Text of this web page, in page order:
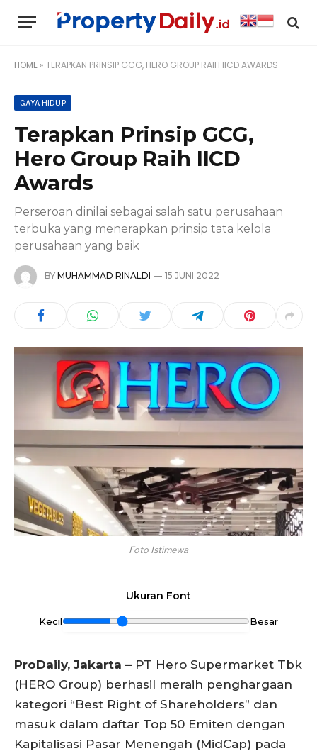
HOME » TERAPKAN PRINSIP GCG, HERO GROUP RAIH IICD AWARDS
GAYA HIDUP
Terapkan Prinsip GCG,
Hero Group Raih IICD
Awards
Perseroan dinilai sebagai salah satu perusahaan
terbuka yang menerapkan prinsip tata kelola
perusahaan yang baik
BY MUHAMMAD RINALDI 15 JUNI 2022
Foto Istimewa
Ukuran Font
Kecil Besar
ProDaily, Jakarta – PT Hero Supermarket Tbk
(HERO Group) berhasil meraih penghargaan
kategori “Best Right of Shareholders” dan
masuk dalam daftar Top 50 Emiten dengan
Kapitalisasi Pasar Menengah (MidCap) pada